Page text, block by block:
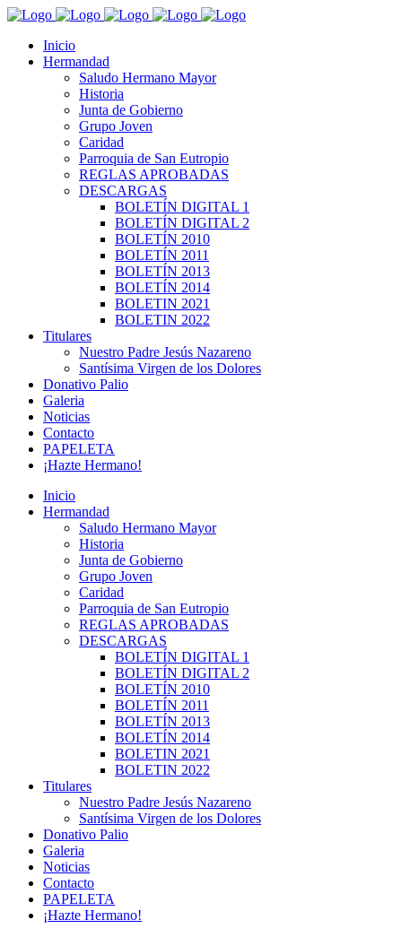
Inicio
Hermandad
Saludo Hermano Mayor
Historia
Junta de Gobierno
Grupo Joven
Caridad
Parroquia de San Eutropio
REGLAS APROBADAS
DESCARGAS
BOLETÍN DIGITAL 1
BOLETÍN DIGITAL 2
BOLETÍN 2010
BOLETÍN 2011
BOLETÍN 2013
BOLETÍN 2014
BOLETIN 2021
BOLETIN 2022
Titulares
Nuestro Padre Jesús Nazareno
Santísima Virgen de los Dolores
Donativo Palio
Galeria
Noticias
Contacto
PAPELETA
¡Hazte Hermano!
Inicio
Hermandad
Saludo Hermano Mayor
Historia
Junta de Gobierno
Grupo Joven
Caridad
Parroquia de San Eutropio
REGLAS APROBADAS
DESCARGAS
BOLETÍN DIGITAL 1
BOLETÍN DIGITAL 2
BOLETÍN 2010
BOLETÍN 2011
BOLETÍN 2013
BOLETÍN 2014
BOLETIN 2021
BOLETIN 2022
Titulares
Nuestro Padre Jesús Nazareno
Santísima Virgen de los Dolores
Donativo Palio
Galeria
Noticias
Contacto
PAPELETA
¡Hazte Hermano!